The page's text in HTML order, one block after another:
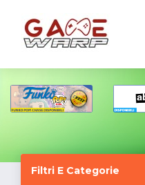
Filtri E Categorie